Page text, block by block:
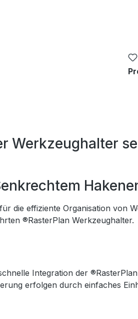
die effiziente Organisation von
®RasterPlan Werkzeughalter.
Integration der
erfolgen durch einfaches